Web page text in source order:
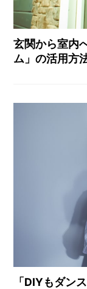
玄関から室内
ム」の活用方
「DIYもダン